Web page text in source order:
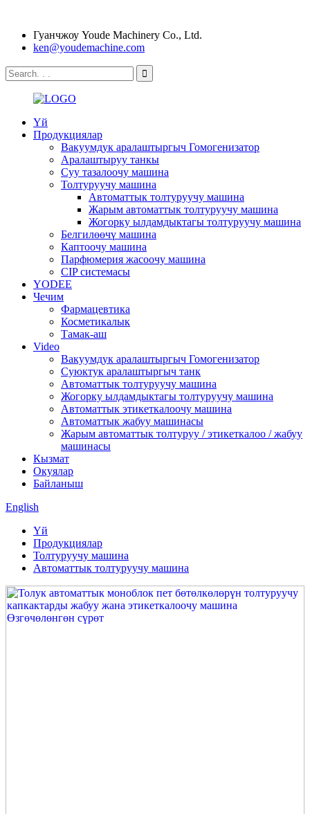
Гуанчжоу Youde Machinery Co., Ltd.
ken@youdemachine.com
Үй
Продукциялар
Вакуумдук аралаштыргыч Гомогенизатор
Аралаштыруу танкы
Суу тазалоочу машина
Толтуруучу машина
Автоматтык толтуруучу машина
Жарым автоматтык толтуруучу машина
Жогорку ылдамдыктагы толтуруучу машина
Белгилөөчү машина
Каптоочу машина
Парфюмерия жасоочу машина
CIP системасы
YODEE
Чечим
Фармацевтика
Косметикалык
Тамак-аш
Video
Вакуумдук аралаштыргыч Гомогенизатор
Суюктук аралаштыргыч танк
Автоматтык толтуруучу машина
Жогорку ылдамдыктагы толтуруучу машина
Автоматтык этикеткалоочу машина
Автоматтык жабуу машинасы
Жарым автоматтык толтуруу / этикеткалоо / жабуу
машинасы
Кызмат
Окуялар
Байланыш
English
Үй
Продукциялар
Толтуруучу машина
Автоматтык толтуруучу машина